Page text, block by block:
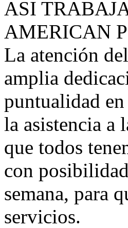
ASI
AMERICAN
La atención
amplia
puntualidad
la asistencia a
que todos
con
semana, para
servicios.